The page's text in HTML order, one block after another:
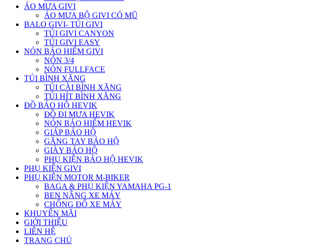
ÁO MƯA GIVI
ÁO MƯA BỘ GIVI CÓ MŨ
BALO GIVI- TÚI GIVI
TÚI GIVI CANYON
TÚI GIVI EASY
NÓN BẢO HIỂM GIVI
NÓN 3/4
NÓN FULLFACE
TÚI BÌNH XĂNG
TÚI CÀI BÌNH XĂNG
TÚI HÍT BÌNH XĂNG
ĐỒ BẢO HỘ HEVIK
ĐỒ ĐI MƯA HEVIK
NÓN BẢO HIỂM HEVIK
GIÁP BẢO HỘ
GĂNG TAY BẢO HỘ
GIÀY BẢO HỘ
PHỤ KIỆN BẢO HỘ HEVIK
PHỤ KIỆN GIVI
PHỤ KIỆN MOTOR M-BIKER
BAGA & PHỤ KIỆN YAMAHA PG-1
BEN NÂNG XE MÁY
CHỐNG ĐỔ XE MÁY
KHUYẾN MÃI
GIỚI THIỆU
LIÊN HỆ
TRANG CHỦ